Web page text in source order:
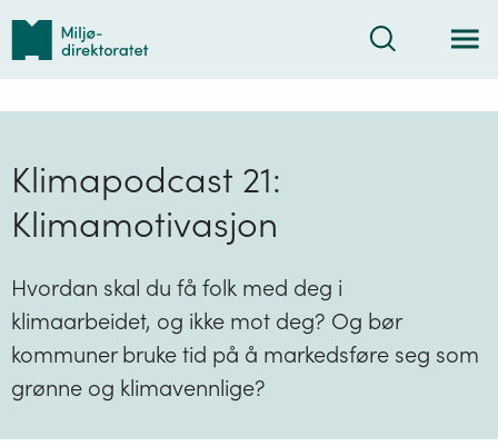
Tilbake
forsiden
Søk
Klimapodcast 21:
Klimamotivasjon
Hvordan skal du få folk med deg i
klimaarbeidet, og ikke mot deg? Og bør
kommuner bruke tid på å markedsføre seg som
grønne og klimavennlige?